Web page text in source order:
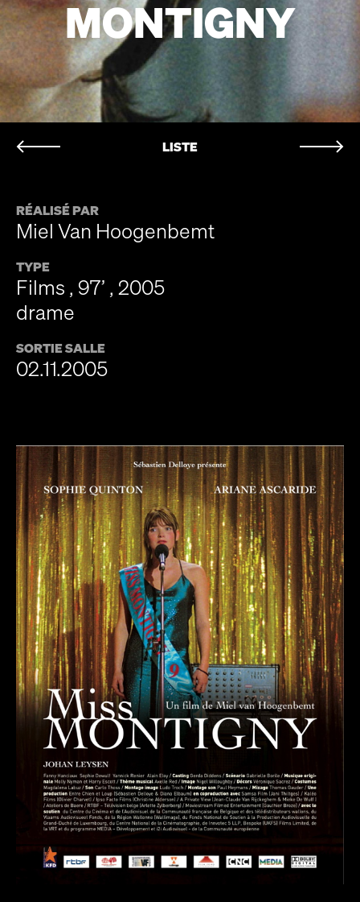
MONTIGNY
LISTE
RÉALISÉ PAR
Miel Van Hoogenbemt
TYPE
Films , 97’ , 2005
drame
SORTIE SALLE
02.11.2005